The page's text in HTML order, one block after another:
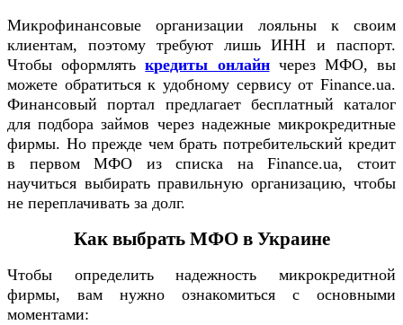
Микрофинансовые организации лояльны к своим
клиентам, поэтому требуют лишь ИНН и паспорт.
Чтобы оформлятькредиты онлайн через МФО, вы
можете обратиться к удобному сервису от Finance.ua.
Финансовый портал предлагает бесплатный каталог
для подбора займов через надежные микрокредитные
фирмы. Но прежде чем брать потребительский кредит
в первом МФО из списка на Finance.ua, стоит
научиться выбирать правильную организацию, чтобы
не переплачивать за долг.
Как выбрать МФО в Украине
Чтобы определить надежность микрокредитной
фирмы, вам нужно ознакомиться с основными
моментами: